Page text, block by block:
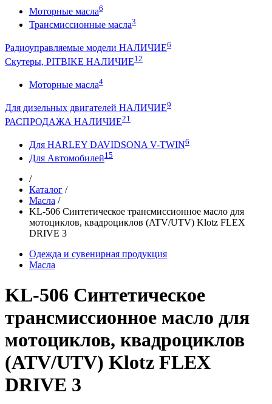
Моторные масла6
Трансмиссионные масла3
Радиоуправляемые модели НАЛИЧИЕ6
Скутеры, PITBIKE НАЛИЧИЕ12
Моторные масла4
Для дизельных двигателей НАЛИЧИЕ9
РАСПРОДАЖА НАЛИЧИЕ21
Для HARLEY DAVIDSONA V-TWIN6
Для Автомобилей15
/
Каталог /
Масла /
KL-506 Синтетическое трансмиссионное масло для
мотоциклов, квадроциклов (ATV/UTV) Klotz FLEX
DRIVE 3
Одежда и сувенирная продукция
Масла
KL-506 Синтетическое
трансмиссионное масло для
мотоциклов, квадроциклов
(ATV/UTV) Klotz FLEX
DRIVE 3